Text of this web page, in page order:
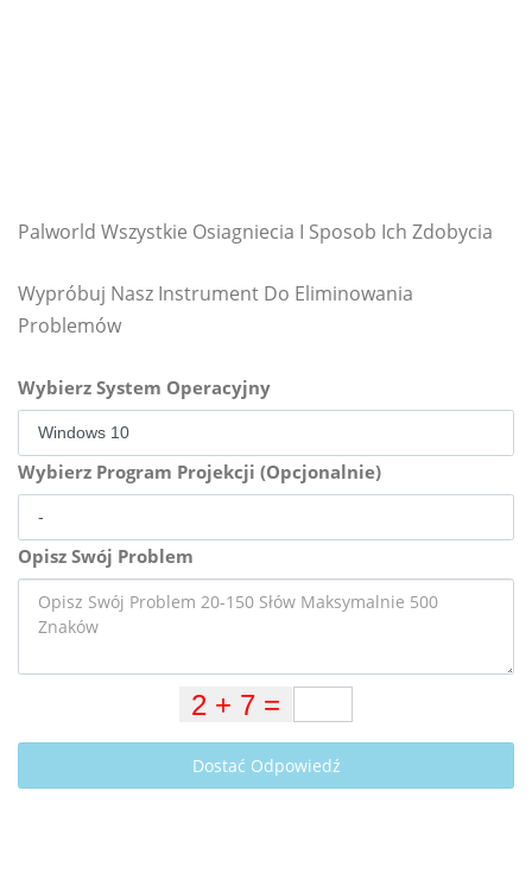
Palworld Wszystkie Osiagniecia I Sposob Ich Zdobycia
Wypróbuj Nasz Instrument Do Eliminowania
Problemów
Wybierz System Operacyjny
Wybierz Program Projekcji (Opcjonalnie)
Opisz Swój Problem
Dostać Odpowiedź